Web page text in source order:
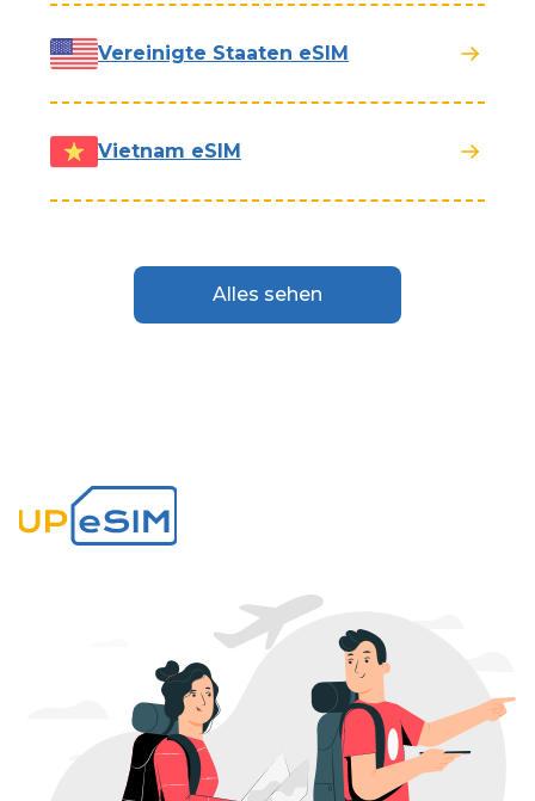
Vereinigte Staaten eSIM
Vietnam eSIM
Alles sehen